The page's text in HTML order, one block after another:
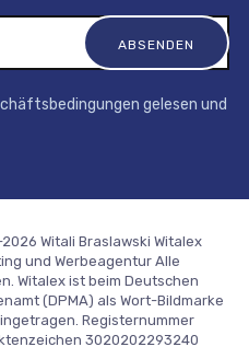
gelesen und
Witali Braslawski Witalex
und WerbeagenturAlle
Witalex ist beim Deutschen
(DPMA) als Wort-Bildmarke
Registernummer
3020202293240